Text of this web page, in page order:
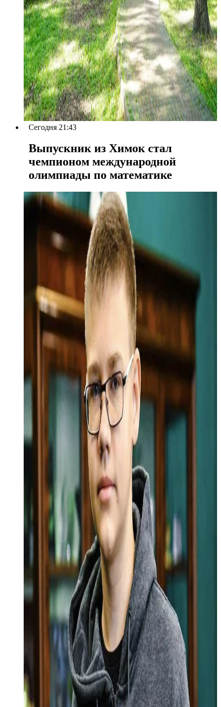
Сегодня 21:43
Выпускник из Химок стал
чемпионом международной
олимпиады по математике